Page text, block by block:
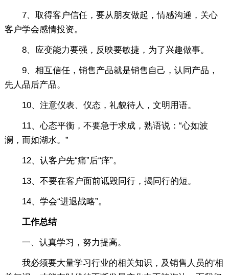
7、取得客户信任，要从朋友做起，情感沟通，关心
客户学会感情投资。
8、应变能力要强，反映要敏捷，为了兴趣做事。
9、相互信任，销售产品就是销售自己，认同产品，
先人品后产品。
10、注意仪表、仪态，礼貌待人，文明用语。
11、心态平衡，不要急于求成，熟语说：“心如波
澜，而如湖水。”
12、认客户先“痛”后“痒”。
13、不要在客户面前诋毁同行，揭同行的短。
14、学会“进退战略”。
工作总结
一、认真学习，努力提高。
我必须要大量学习行业的相关知识，及销售人员的'相